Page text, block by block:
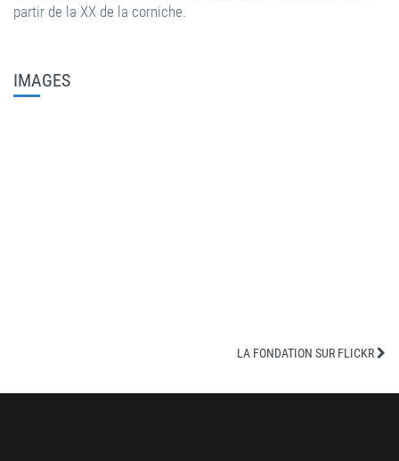
partir de la XX de la corniche.
IMAGES
LA FONDATION SUR FLICKR